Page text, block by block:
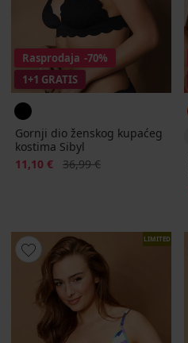
Rasprodaja -70%
1+1 GRATIS
Gornji dio ženskog kupaćeg
kostima Sibyl
Popust
11,10 € Prvobitna cijena
36,99 €
LIMITED